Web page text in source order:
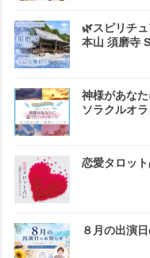
🌿スピリチ
本山 須磨寺
神様があな
ソラクルオラ
恋愛タロッ
８月の出演